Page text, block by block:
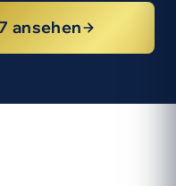
ansehen